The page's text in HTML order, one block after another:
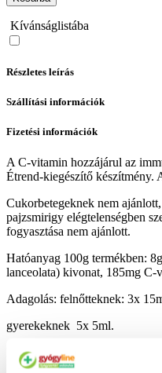
Kívánságlistába
Részletes leírás
Szállítási információk
Fizetési információk
A C-vitamin hozzájárul az
Étrend-kiegészítő készítmény.
Cukorbetegeknek nem
pajzsmirigy elégtelenségben
fogyasztása nem ajánlott.
Hatóanyag 100g termékben:
lanceolata) kivonat, 185mg C-
Adagolás: felnőtteknek: 3x
gyerekeknek 5x 5ml.
Kiszerelés: 300 ml.